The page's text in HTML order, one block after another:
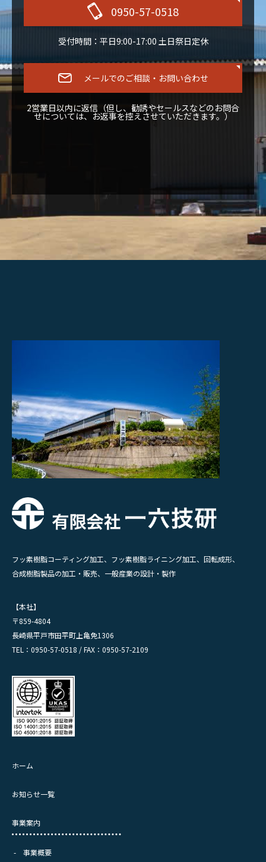
0950-57-0518
受付時間：平日9:00-17:00 土日祭日定休
メールでのご相談・お問い合わせ
2営業日以内に返信（但し、勧誘やセールスなどのお問合
せについては、お返事を控えさせていただきます。）
フッ素樹脂コーティング加工、フッ素樹脂ライニング加工、回転成形、
合成樹脂製品の加工・販売、一般産業の設計・製作
【本社】
〒859-4804
長崎県平戸市田平町上亀免1306
TEL：0950-57-0518 / FAX：0950-57-2109
ホーム
お知らせ一覧
事業案内
事業概要